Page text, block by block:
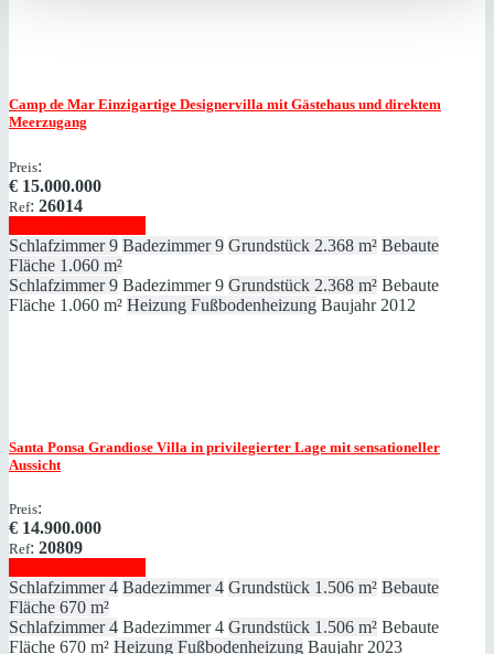
Camp de Mar Einzigartige Designervilla mit Gästehaus und direktem
Meerzugang
Preis:
€ 15.000.000
Ref: 26014
Schlafzimmer 9 Badezimmer 9 Grundstück 2.368 m² Bebaute
Fläche 1.060 m²
Schlafzimmer 9 Badezimmer 9 Grundstück 2.368 m² Bebaute
Fläche 1.060 m² Heizung Fußbodenheizung Baujahr 2012
Santa Ponsa Grandiose Villa in privilegierter Lage mit sensationeller
Aussicht
Preis:
€ 14.900.000
Ref: 20809
Schlafzimmer 4 Badezimmer 4 Grundstück 1.506 m² Bebaute
Fläche 670 m²
Schlafzimmer 4 Badezimmer 4 Grundstück 1.506 m² Bebaute
Fläche 670 m² Heizung Fußbodenheizung Baujahr 2023